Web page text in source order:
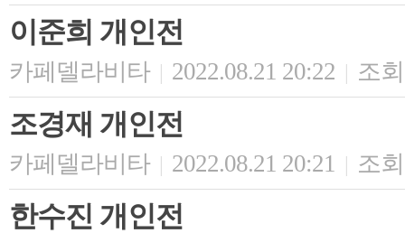
이준희 개인전
카페델라비타 | 2022.08.21 20:22 | 조
조경재 개인전
카페델라비타 | 2022.08.21 20:21 | 조
한수진 개인전